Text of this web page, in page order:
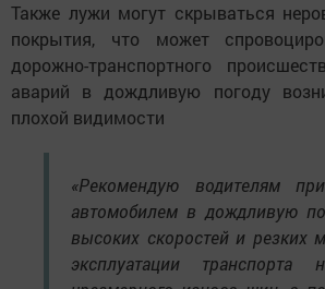
Также лужи могут скрываться
покрытия, что может
дорожно-транспортного
аварий в дождливую погоду
плохой видимости
«Рекомендую водителям
автомобилем в дождливую
высоких скоростей и резких
эксплуатации транспорта